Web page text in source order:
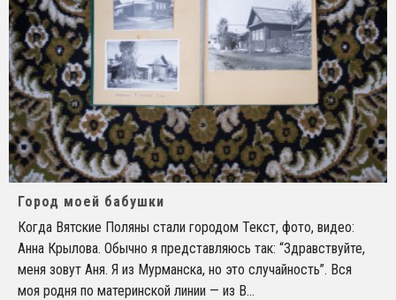
Город моей бабушки
Когда Вятские Поляны стали городом Текст, фото, видео:
Анна Крылова. Обычно я представляюсь так: “Здравствуйте,
меня зовут Аня. Я из Мурманска, но это случайность”. Вся
моя родня по материнской линии — из В...